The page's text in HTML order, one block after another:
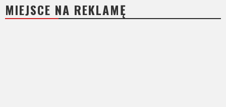
MIEJSCE NA REKLAMĘ